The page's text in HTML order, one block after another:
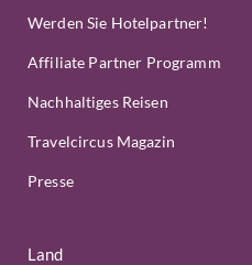
Werden Sie Hotelpartner!
Affiliate Partner Programm
Nachhaltiges Reisen
Travelcircus Magazin
Presse
Land